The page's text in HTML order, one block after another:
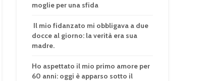
moglie per una sfida
Il mio fidanzato mi obbligava a due
docce al giorno: la verità era sua
madre.
Ho aspettato il mio primo amore per
60 anni: oggi è apparso sotto il